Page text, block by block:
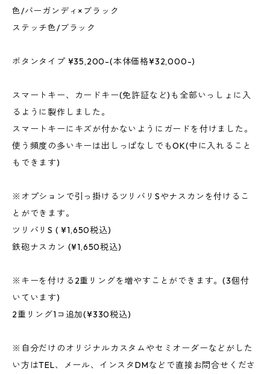
色/バーガンディ×ブラック
ステッチ色/ブラック
ボタンタイプ ¥35,200-(本体価格¥32,000-)
スマートキー、カードキー(免許証など)も全部いっしょに入
るように製作しました。
スマートキーにキズが付かないようにガードを付けました。
使う頻度の多いキーは出しっぱなしでもOK(中に入れること
もできます)
※オプションで引っ掛けるツリバリSやナスカンを付けるこ
とができます。
ツリバリS ( ¥1,650税込)
鉄砲ナスカン (¥1,650税込)
※キーを付ける2重リングを増やすことができます。(3個付
いています)
2重リング1コ追加(¥330税込)
※自分だけのオリジナルカスタムやセミオーダーなどがした
い方はTEL、メール、インスタDMなどで直接お問合せくださ